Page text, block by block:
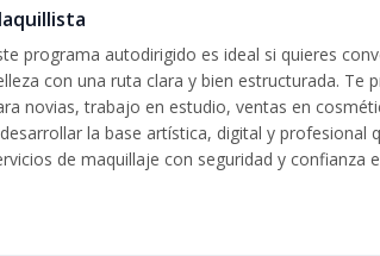
programa autodirigido es ideal si quieres
con una ruta clara y bien estructurada. Te
novias, trabajo en estudio, ventas en
la base artística, digital y profesional
de maquillaje con seguridad y confianza